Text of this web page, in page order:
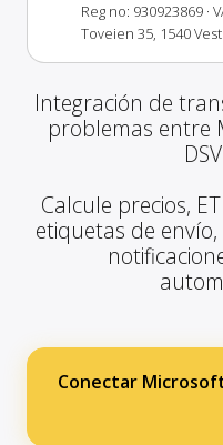
Reg no: 930923869 ·
Toveien 35, 1540
Integración de
problemas entre
Calcule precios,
etiquetas de
Conectar Microsoft